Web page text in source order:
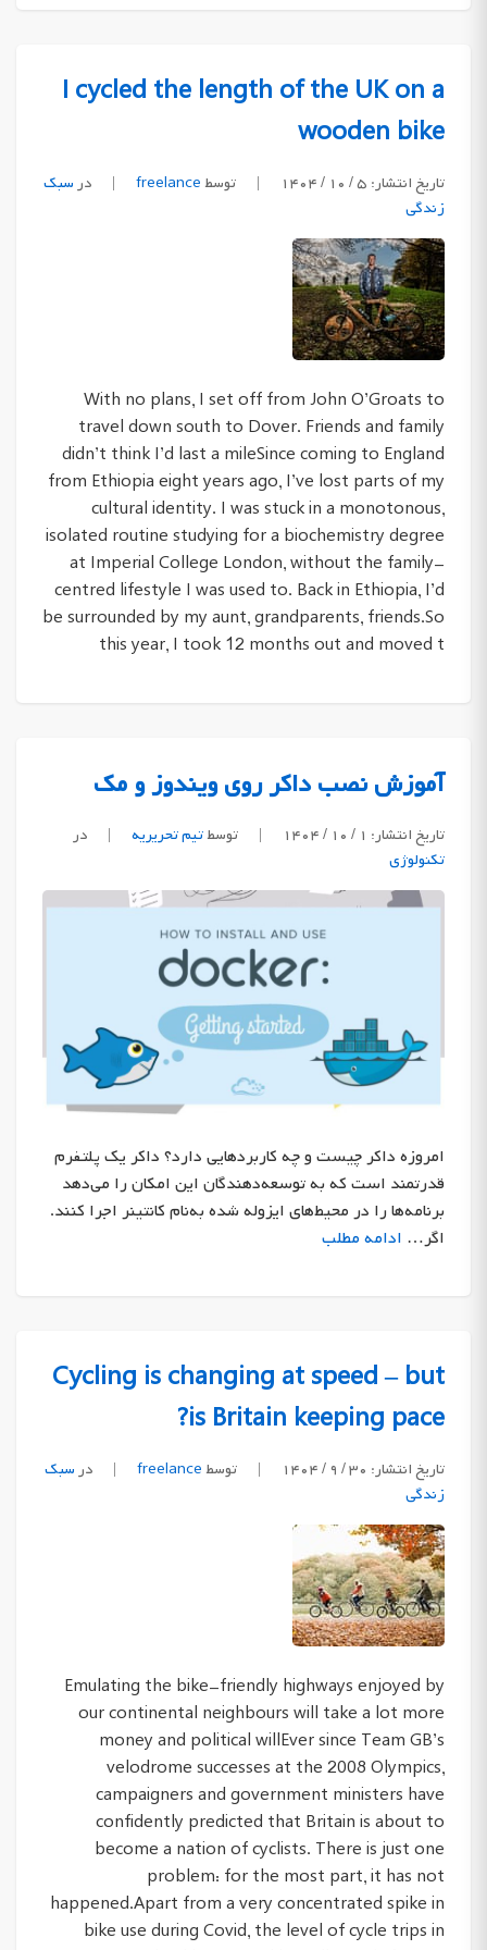
I cycled the length of the UK on a
wooden bike
تاریخ انتشار: ۵ / ۱۰ / ۱۴۰۴ | توسط freelance
| در سبک
زندگی
With no plans, I set off from John O’Groats to
travel down south to Dover. Friends and family
didn’t think I’d last a mileSince coming to England
from Ethiopia eight years ago, I’ve lost parts of my
cultural identity. I was stuck in a monotonous,
isolated routine studying for a biochemistry degree
at Imperial College London, without the family-
centred lifestyle I was used to. Back in Ethiopia, I’d
be surrounded by my aunt, grandparents, friends.So
this year, I took 12 months out and moved t
آموزش نصب داکر روی ویندوز و مک
تاریخ انتشار: ۱ / ۱۰ / ۱۴۰۴ | توسطتیم تحریریه |
در
تکنولوژی
امروزه داکر چیست و چه کاربردهایی دارد؟ داکر یک پلتفرم
قدرتمند است که به توسعه‌دهندگان این امکان را می‌دهد
برنامه‌ها را در محیط‌های ایزوله شده به‌نام کانتینر اجرا کنند.
اگر… ادامه مطلب
Cycling is changing at speed – but
is Britain keeping pace?
تاریخ انتشار: ۳۰ / ۹ / ۱۴۰۴ | توسط freelance
| در سبک
زندگی
Emulating the bike-friendly highways enjoyed by
our continental neighbours will take a lot more
money and political willEver since Team GB’s
velodrome successes at the 2008 Olympics,
campaigners and government ministers have
confidently predicted that Britain is about to
become a nation of cyclists. There is just one
problem: for the most part, it has not
happened.Apart from a very concentrated spike in
bike use during Covid, the level of cycle trips in